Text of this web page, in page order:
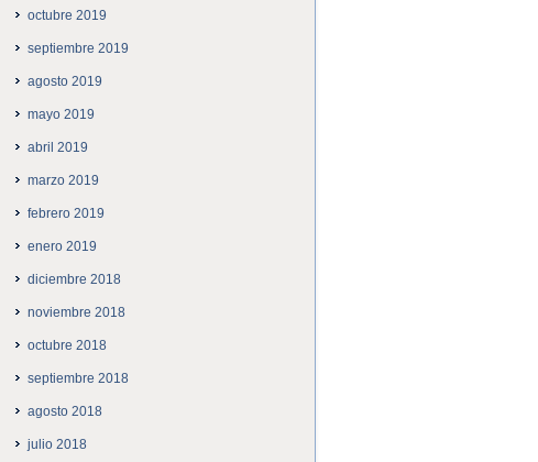
octubre 2019
septiembre 2019
agosto 2019
mayo 2019
abril 2019
marzo 2019
febrero 2019
enero 2019
diciembre 2018
noviembre 2018
octubre 2018
septiembre 2018
agosto 2018
julio 2018